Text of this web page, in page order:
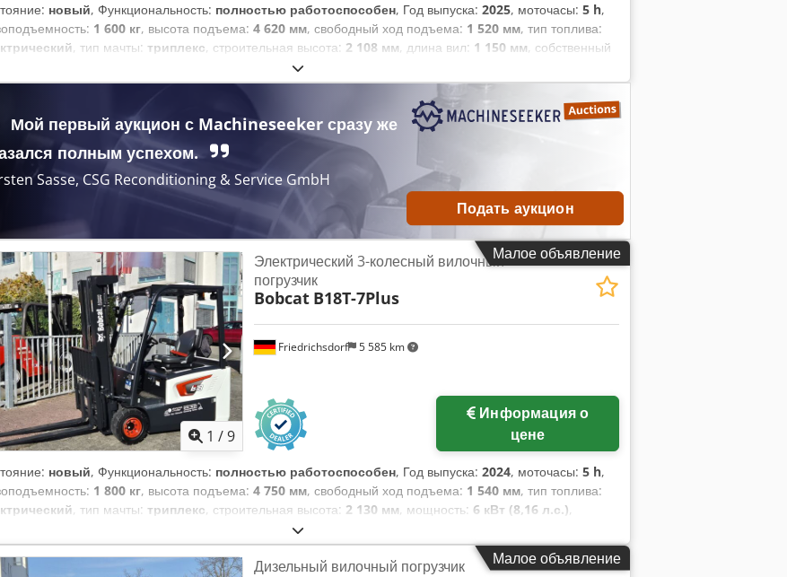
новый, Функциональность: полностью работоспособен, Год выпуска: 2025, моточасы: 5 h,
1 600 кг, высота подъема: 4 620 мм, свободный ход подъема: 1 520 мм, тип топлива:
, тип мачты: триплекс, строительная высота: 2 108 мм, длина вил: 1 150 мм, собственный
Elektro
Центр нагрузки: 600 Ширина вил: 560 мм Dodpfx Abowi Acgszokr Тип мачты: триплекс
Новое Техническое состояние: Новое Тип передних шин: полиуретан Состояние передних
80 - 100% Тип задних шин: полиуретан Состояние задних шин: 80 - 100% Напряжение батареи: 24 В
Ач: 150Ач Тип батареи: литий-ионная Год выпуска аккумулятора: 2025 Состояние батареи: 80
Начальный ход, полный свободный ход, сертификат CE, Необслуживаемая литий-ионная батарея,
Мой первый аукцион с Machineseeker сразу же
полным успехом.
Sasse, CSG Reconditioning & Service GmbH
Подать аукцион
Малое объявление
1 /9
Friedrichsdorf 5 585 km
Электрический 3-колесный вилочный
погрузчик
Bobcat B18T-7Plus
цене
новый, Функциональность: полностью работоспособен, Год выпуска: 2024, моточасы: 5 h,
1 800 кг, высота подъема: 4 750 мм, свободный ход подъема: 1 540 мм, тип топлива:
, тип мачты: триплекс, строительная высота: 2 130 мм, мощность: 6 кВт (8,16 л.с.),
, собственный вес:
Elektro, строительная ширина:1 090 мм, Электрический трехколесный вилочный погрузчик Центр
груза: 500 Ширина вил: 100 мм Толщина вил: 35 мм Dodpfx Absw N Tp Nozjkr Класс ISO: Класс
Малое объявление
Дизельный вилочный погрузчик